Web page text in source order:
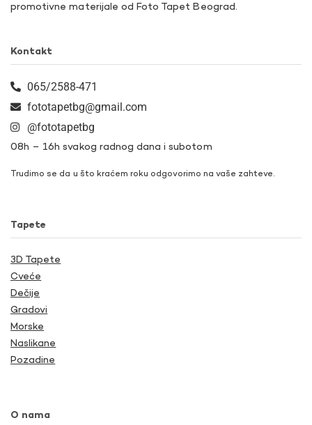
promotivne materijale od Foto Tapet Beograd.
Kontakt
065/2588-471
fototapetbg@gmail.com
@fototapetbg
08h – 16h svakog radnog dana i subotom
Trudimo se da u što kraćem roku odgovorimo na vaše zahteve.
Tapete
3D Tapete
Cveće
Dečije
Gradovi
Morske
Naslikane
Pozadine
O nama